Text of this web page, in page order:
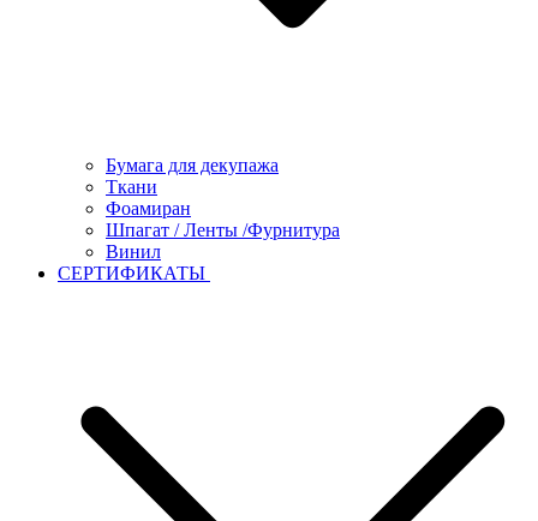
Бумага для декупажа
Ткани
Фоамиран
Шпагат / Ленты /Фурнитура
Винил
СЕРТИФИКАТЫ